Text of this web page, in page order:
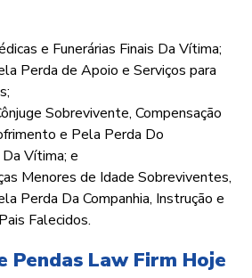
e Funerárias Finais Da Vítima;
Perda de Apoio e Serviços para
Sobrevivente, Compensação
e Pela Perda Do
Vítima; e
Menores de Idade Sobreviventes,
Perda Da Companhia, Instrução e
Falecidos.
Pendas Law Firm Hoje